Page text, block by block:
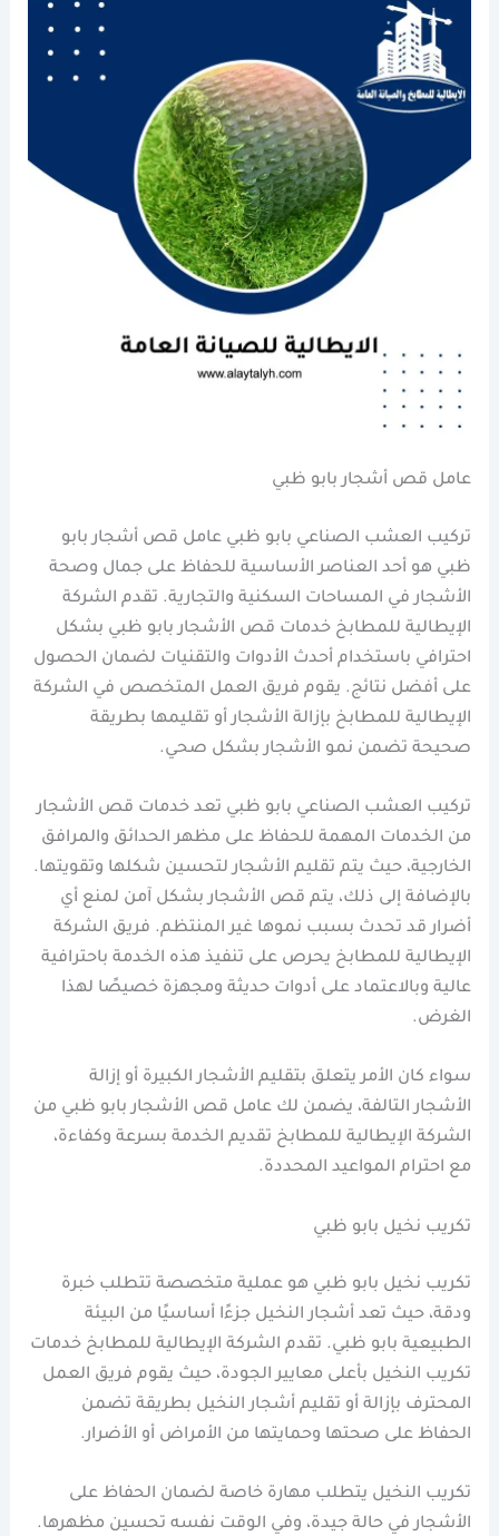
عامل قص أشجار بابو ظبي
تركيب العشب الصناعي بابو ظبي عامل قص أشجار بابو
ظبي هو أحد العناصر الأساسية للحفاظ على جمال وصحة
الأشجار في المساحات السكنية والتجارية. تقدم الشركة
الإيطالية للمطابخ خدمات قص الأشجار بابو ظبي بشكل
احترافي باستخدام أحدث الأدوات والتقنيات لضمان الحصول
على أفضل نتائج. يقوم فريق العمل المتخصص في الشركة
الإيطالية للمطابخ بإزالة الأشجار أو تقليمها بطريقة
صحيحة تضمن نمو الأشجار بشكل صحي.
تركيب العشب الصناعي بابو ظبي تعد خدمات قص الأشجار
من الخدمات المهمة للحفاظ على مظهر الحدائق والمرافق
الخارجية، حيث يتم تقليم الأشجار لتحسين شكلها وتقويتها.
بالإضافة إلى ذلك، يتم قص الأشجار بشكل آمن لمنع أي
أضرار قد تحدث بسبب نموها غير المنتظم. فريق الشركة
الإيطالية للمطابخ يحرص على تنفيذ هذه الخدمة باحترافية
عالية وبالاعتماد على أدوات حديثة ومجهزة خصيصًا لهذا
الغرض.
سواء كان الأمر يتعلق بتقليم الأشجار الكبيرة أو إزالة
الأشجار التالفة، يضمن لك عامل قص الأشجار بابو ظبي من
الشركة الإيطالية للمطابخ تقديم الخدمة بسرعة وكفاءة،
مع احترام المواعيد المحددة.
تكريب نخيل بابو ظبي
تكريب نخيل بابو ظبي هو عملية متخصصة تتطلب خبرة
ودقة، حيث تعد أشجار النخيل جزءًا أساسيًا من البيئة
الطبيعية بابو ظبي. تقدم الشركة الإيطالية للمطابخ خدمات
تكريب النخيل بأعلى معايير الجودة، حيث يقوم فريق العمل
المحترف بإزالة أو تقليم أشجار النخيل بطريقة تضمن
الحفاظ على صحتها وحمايتها من الأمراض أو الأضرار.
تكريب النخيل يتطلب مهارة خاصة لضمان الحفاظ على
الأشجار في حالة جيدة، وفي الوقت نفسه تحسين مظهرها.